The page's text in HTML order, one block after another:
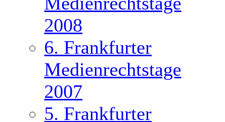
2008
6. Frankfurter
Medienrechtstage
2007
5. Frankfurter